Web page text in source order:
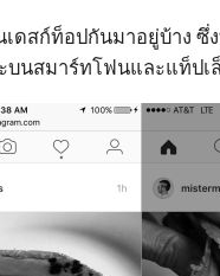
เดสก์ท็อปกันมาอยู่บ้าง
นสมาร์ทโฟนและแท็ปเ